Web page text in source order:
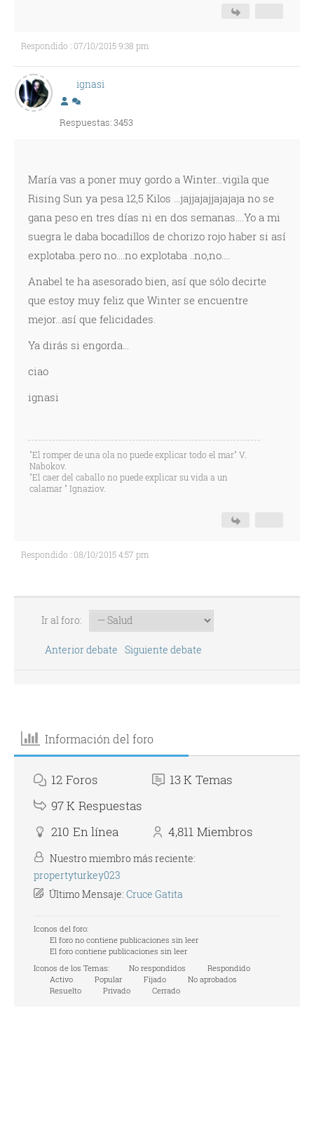
Respondido : 07/10/2015 9:38 pm
ignasi
Respuestas: 3453
María vas a poner muy gordo a Winter...vigila que
Rising Sun ya pesa 12,5 Kilos ...jajjajajjajajaja no se
gana peso en tres días ni en dos semanas....Yo a mi
suegra le daba bocadillos de chorizo rojo haber si así
explotaba..pero no....no explotaba ..no,no....
Anabel te ha asesorado bien, así que sólo decirte
que estoy muy feliz que Winter se encuentre
mejor...así que felicidades.
Ya dirás si engorda...
ciao
ignasi
"El romper de una ola no puede explicar todo el mar" V.
Nabokov.
"El caer del caballo no puede explicar su vida a un
calamar " Ignaziov.
Respondido : 08/10/2015 4:57 pm
Ir al foro:
Anterior debate Siguiente debate
Información del foro
12 Foros 13 K Temas
97 K Respuestas
210 En línea 4,811 Miembros
Nuestro miembro más reciente:
propertyturkey023
Último Mensaje: Cruce Gatita
Iconos del foro:
El foro no contiene publicaciones sin leer
El foro contiene publicaciones sin leer
Iconos de los Temas:
No respondidos
Respondido
Activo
Popular Fijado
No aprobados
Resuelto
Privado Cerrado